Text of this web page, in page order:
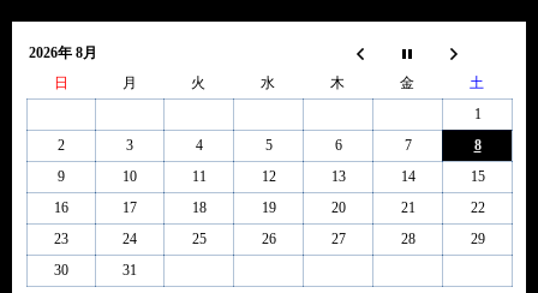
2026年 8月
日
月 火 水 木 金
土
1
2
3 4 5 6 7
8
9
10 11 12 13 14
15
16
17 18 19 20 21
22
23
24 25 26 27 28
29
30
31